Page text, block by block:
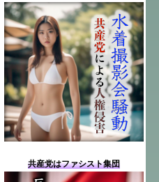
共産党はファシスト集団